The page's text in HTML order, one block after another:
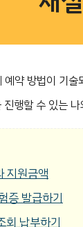
약 방법이 기
행할 수 있는
지원금액
증 발급하기
회 납부하기